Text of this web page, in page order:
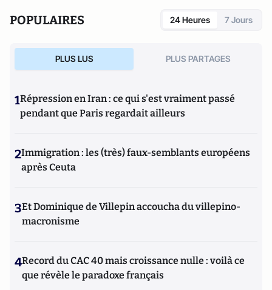
POPULAIRES 24 Heures 7 Jours
PLUS LUS PLUS PARTAGES
1Répression en Iran : ce qui s'est vraiment passé
pendant que Paris regardait ailleurs
2Immigration : les (très) faux-semblants européens
après Ceuta
3Et Dominique de Villepin accoucha du villepino-
macronisme
4Record du CAC 40 mais croissance nulle : voilà ce
que révèle le paradoxe français